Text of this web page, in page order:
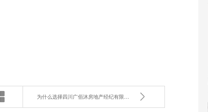
为什么选择四川广佰沐房地产经纪有限公司？